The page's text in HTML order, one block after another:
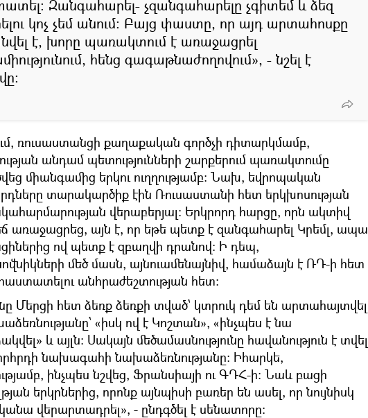
Զանգահարել- չզանգահարելը չգիտեմ և ձեզ
կոչ չեմ անում: Բայց փաստը, որ այդ արտահոսքը
է, խորը պառակտում է առաջացրել
հենց գագաթնաժողովում», - նշել է
ռուսաստանցի քաղաքական գործչի դիտարկմամբ,
անդամ պետությունների շարքերում պառակտումը
միանգամից երկու ուղղությամբ։ Նախ, եվրոպական
տարակարծիք էին Ռուսաստանի հետ երկխոսության
վերաբերյալ։ Երկրորդ հարցը, որն ակտիվ
առաջացրեց, այն է, որ եթե պետք է զանգահարել Կրեմլ, ապա
ով պետք է զբաղվի դրանով։ Ի դեպ,
մեծ մասն, այնուամենայնիվ, համաձայն է ՌԴ-ի հետ
անհրաժեշտության հետ։
Մերցի հետ ձեռք ձեռքի տված՝ կտրուկ դեմ են արտահայտվել
«իսկ ով է Կոշտան», «ինչպես է նա
և այլն։ Սակայն մեծամասնությունը հավանություն է տվել
նախագահի նախաձեռնությանը։ Իհարկե,
ինչպես նշվեց, Ֆրանսիայի ու ԳԴՀ-ի։ Նաև բացի
երկրներից, որոնք այնպիսի բառեր են ասել, որ նույնիսկ
վերարտադրել», - ընդգծել է սենատորը։